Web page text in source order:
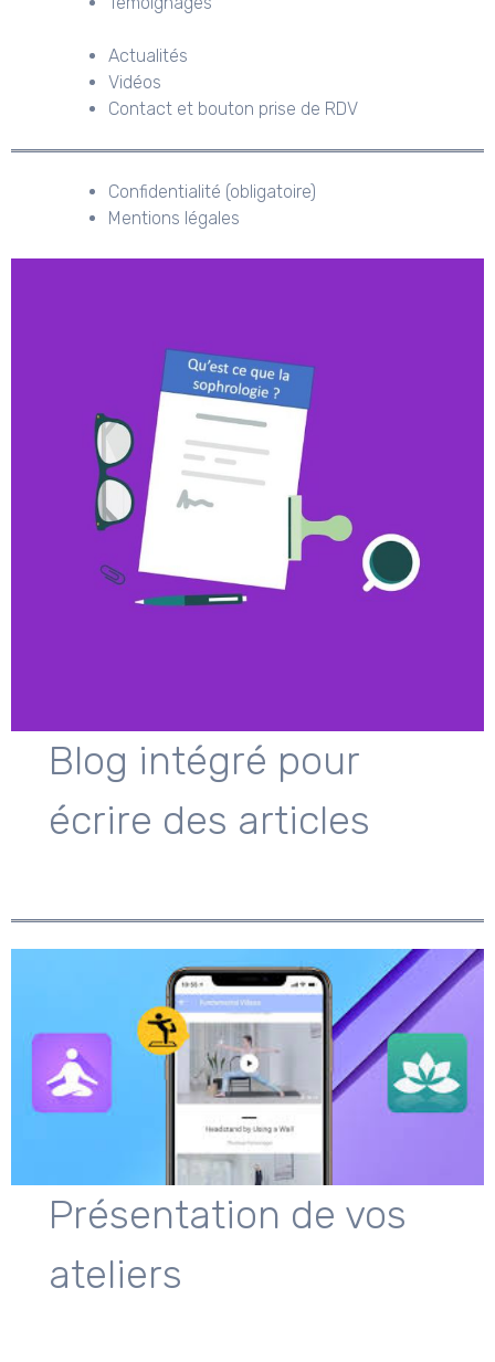
Actualités
Vidéos
Contact et bouton prise de RDV
Confidentialité (obligatoire)
Mentions légales
Blog intégré pour
écrire des articles
Présentation de vos
ateliers